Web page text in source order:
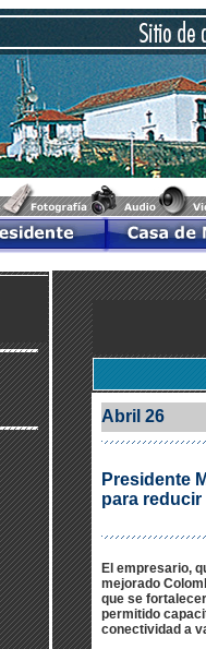
Abril 26
Presidente
para
El empresario,
mejorado
que se
permitido
conectividad a